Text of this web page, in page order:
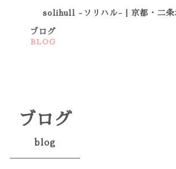
solihull -ソリハル- 京都・二
ブログ
BLOG
ブログ
blog